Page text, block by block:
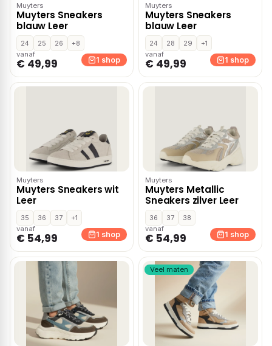
Muyters
Muyters Sneakers
blauw Leer
24 25 26
+8
vanaf
€ 49,99 1 shop
Muyters
Muyters Sneakers
blauw Leer
24 28 29
+1
vanaf
€ 49,99 1 shop
Muyters
Muyters Sneakers wit
Leer
35 36 37
+1
vanaf
€ 54,99 1 shop
Muyters
Muyters Metallic
Sneakers zilver Leer
36 37
38
vanaf
€ 54,99 1 shop
Veel maten